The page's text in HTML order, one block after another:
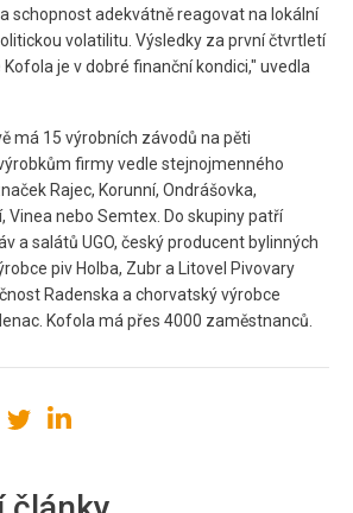
schopnost adekvátně reagovat na lokální
volatilitu. Výsledky za první čtvrtletí
je v dobré finanční kondici," uvedla
má 15 výrobních závodů na pěti
firmy vedle stejnojmenného
Rajec, Korunní, Ondrášovka,
Vinea nebo Semtex. Do skupiny patří
a salátů UGO, český producent bylinných
piv Holba, Zubr a Litovel Pivovary
Radenska a chorvatský výrobce
Kofola má přes 4000 zaměstnanců.